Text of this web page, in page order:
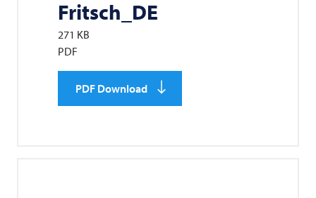
Fritsch_DE
271 KB
PDF
PDF Download